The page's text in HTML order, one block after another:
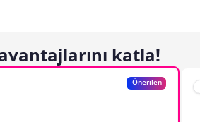
katla!
Önerilen